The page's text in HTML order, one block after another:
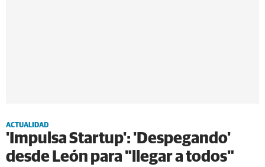
ACTUALIDAD
'Impulsa Startup': 'Despegando'
desde León para "llegar a todos"